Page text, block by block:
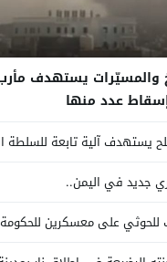
والمسيّرات يستهدف
عدد منها
آلية تابعة للسلطة
جديد في اليمن..
على معسكرين